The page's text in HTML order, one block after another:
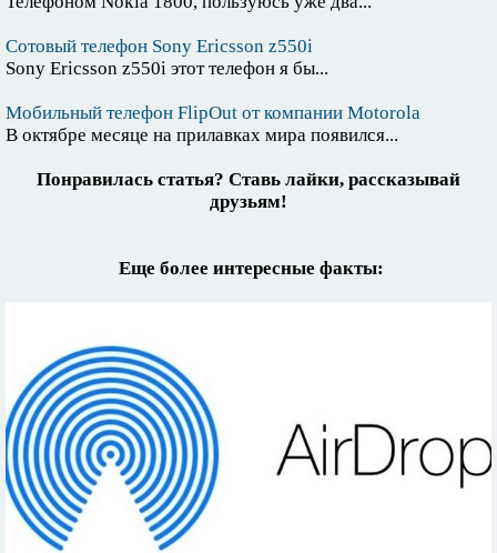
Сотовый телефон Sony Ericsson z550i
Sony Ericsson z550i этот телефон я бы...
Мобильный телефон FlipOut от компании Motorola
В октябре месяце на прилавках мира появился...
Понравилась статья? Ставь лайки, рассказывай
друзьям!
Еще более интересные факты: